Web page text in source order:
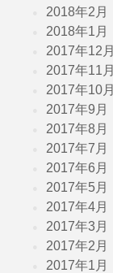
2018年2月
2018年1月
2017年12月
2017年11月
2017年10月
2017年9月
2017年8月
2017年7月
2017年6月
2017年5月
2017年4月
2017年3月
2017年2月
2017年1月